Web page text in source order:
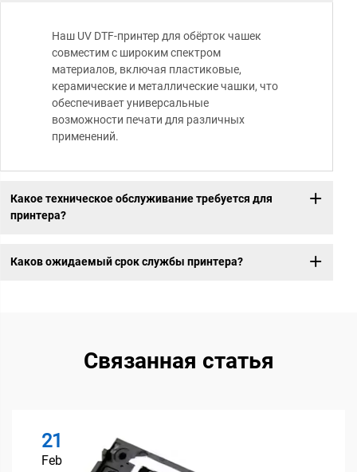
Наш UV DTF-принтер для обёрток чашек
совместим с широким спектром
материалов, включая пластиковые,
керамические и металлические чашки, что
обеспечивает универсальные
возможности печати для различных
применений.
Какое техническое обслуживание требуется для
принтера?
Каков ожидаемый срок службы принтера?
Связанная статья
21
Feb